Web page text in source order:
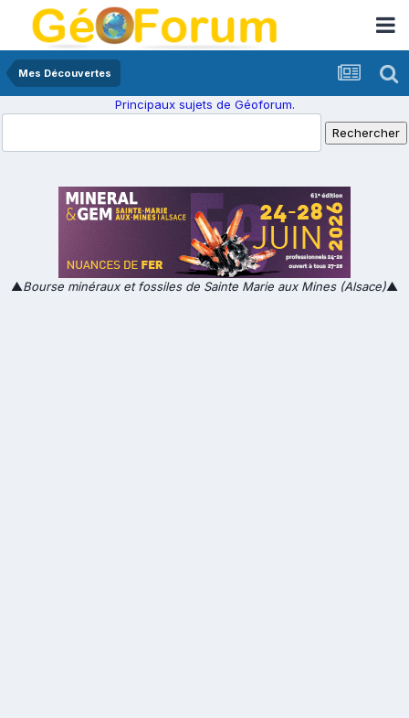
Mes Découvertes
Principaux sujets de Géoforum.
▲Bourse minéraux et fossiles de Sainte Marie aux Mines (Alsace)▲